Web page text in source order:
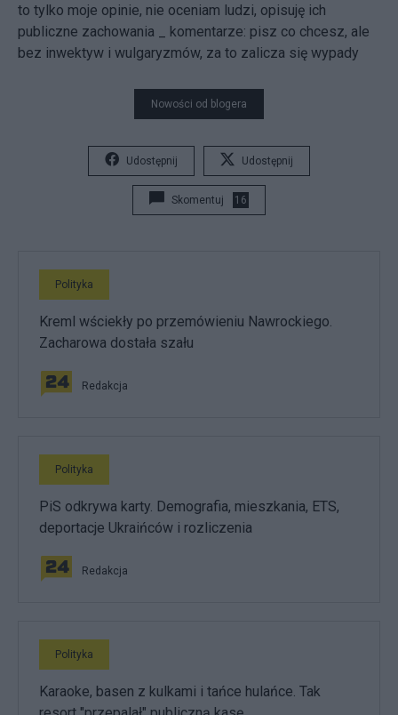
to tylko moje opinie, nie oceniam ludzi, opisuję ich
publiczne zachowania _ komentarze: pisz co chcesz, ale
bez inwektyw i wulgaryzmów, za to zalicza się wypady
Nowości od blogera
Udostępnij Udostępnij
Skomentuj 16
Polityka
Kreml wściekły po przemówieniu Nawrockiego.
Zacharowa dostała szału
Redakcja
Polityka
PiS odkrywa karty. Demografia, mieszkania, ETS,
deportacje Ukraińców i rozliczenia
Redakcja
Polityka
Karaoke, basen z kulkami i tańce hulańce. Tak